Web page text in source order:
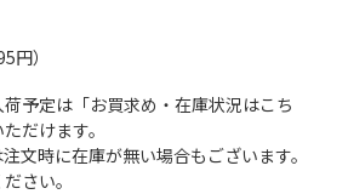
円）
予定は「お買求め・在庫状況はこち
だけます。
文時に在庫が無い場合もございます。
さい。